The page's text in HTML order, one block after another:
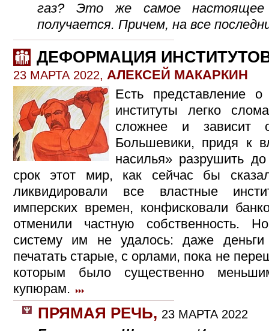
газ? Это же самое
получается. Причем, на все
ДЕФОРМАЦИЯ
23 МАРТА 2022, АЛЕКСЕЙ МАКАРКИН
Есть представление
институты легко
сложнее и зависит
Большевики, придя к
насилья» разрушить
срок этот мир, как сейчас бы
ликвидировали все властные
имперских времен, конфисковали
отменили частную собственность.
систему им не удалось: даже
печатать старые, с орлами, пока не
которым было существенно
купюрам.
ПРЯМАЯ РЕЧЬ, 23 МАРТА 2022